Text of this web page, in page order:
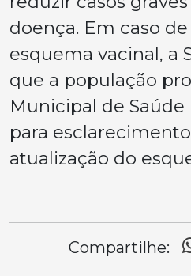
doença. Em caso
esquema vacinal, a
que a população
Municipal de
para
atualização do
Compartilhe: